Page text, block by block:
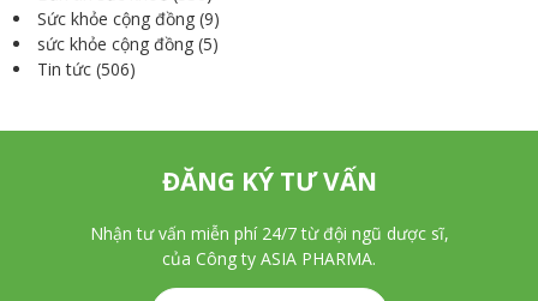
Sức khỏe cộng đồng(9)
sức khỏe cộng đồng(5)
Tin tức(506)
ĐĂNG KÝ TƯ VẤN
Nhận tư vấn miễn phí 24/7 từ đội ngũ dược sĩ,
của Công ty ASIA PHARMA.